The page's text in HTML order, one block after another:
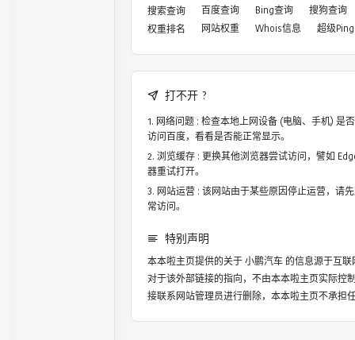
搜索查询
百度查询 Bing查询
搜狗查询
权重排名
网站权重 Whois信息 超级Ping
打不开 ?
网络问题 : 检查本地上网设备 (电脑、手机) 是
访问百度，看看是否能正常显示。
浏览缓存 : 更换其他浏览器尝试访问，譬如
器重试打开。
网站运营 : 该网站由于某些原因停止运营，请
常访问。
特别声明
本本啦主页提供的关于小鹏汽车的信息源于互联
对于该外部链接的指向，不由本本啦主页实际控
接联系网站管理员进行删除，本本啦主页不承担